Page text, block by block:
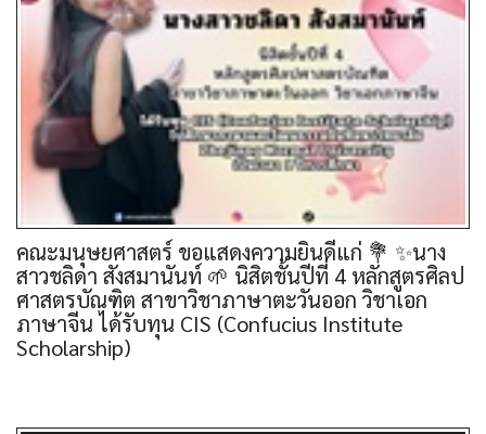
คณะมนุษยศาสตร์ ขอแสดงความยินดีแก่ 💐 ✨นาง
สาวชลิดา สังสมานันท์ 🌱 นิสิตชั้นปีที่ 4 หลักสูตรศิลป
ศาสตรบัณฑิต สาขาวิชาภาษาตะวันออก วิชาเอก
ภาษาจีน ได้รับทุน CIS (Confucius Institute
Scholarship)